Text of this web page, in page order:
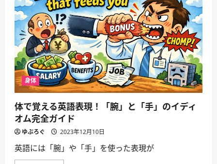
っ
と
豊
か
に！
ネ
イ
テ
ィ
ブ
が
日
常
で
使
う
15
の
イ
デ
オ
ム
完
身体
体で覚える英語表現！「腕」と「手」のイディ
オム完全ガイド
ゆぶろぐ 2023年12月10日
英語には「腕」や「手」を使った表現が